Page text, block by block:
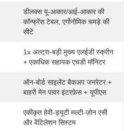
डीलक्स यू-आकार/आई-आकार की
कॉन्फ्रेंस टेबल, एर्गोनोमिक चमड़े की
सीटें
1x अल्ट्रा-बड़ी मुख्य एलईडी स्क्रीन
+ एकाधिक सहायक एचडी मॉनिटर
ऑन-बोर्ड साइलेंट बैकअप जनरेटर +
बाहरी मेन पावर इंटरफ़ेस + यूपीएस
एकीकृत हेवी-ड्यूटी मल्टी-ज़ोन एसी
और वेंटिलेशन सिस्टम